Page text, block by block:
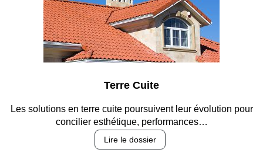
Terre Cuite
en terre cuite poursuivent leur évolution pour
concilier esthétique, performances…
Lire le dossier